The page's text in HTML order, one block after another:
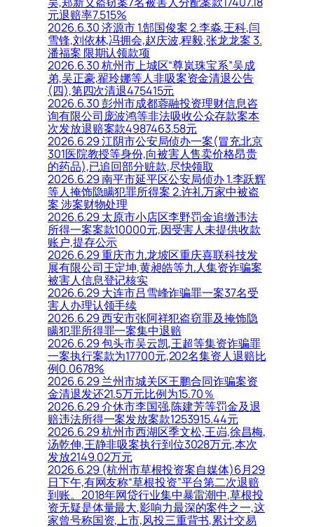
元退赔率7.515%
2026.6.30 济源市 1.郜国俊案 2.李淼,王科,闫
雪锋,刘依林,冯拥会,赵庆波,程毅,张龙龙案 3.
潘福案 限期认领款项
2026.6.30 杭州市上城区“尊岚珠宝系”吴成
弟,吴正豪,翟玲娜等人非吸案资金清退公告
(四),第四次清退475415元
2026.6.30 彭州市成都蓉融投资理财信息咨
询有限公司庞波鸿等非法吸收公众存款案本
次发放退赔案款4987463.58元
2026.6.29 江阴市公安局侦办一案(冒充北京
301医院教授等身份,向被害人售卖价格昂贵
的药品),已追回部分赃款,尽快领取
2026.6.29 南平市延平区公安局侦办 1.李跃辉
等人掩饰隐瞒犯罪所得案 2.许礼万家中被盗
案 涉案财物处理
2026.6.29 太原市小店区李野罚金追缴违法
所得一案案款10000元,因受害人未提供收款
账户,提存公示
2026.6.29 重庆市九龙坡区重庆喜联科技发
展有限公司王定坤,黄昶皓等九人集资诈骗案
被害人信息登记核实
2026.6.29 大连市吕雪峰诈骗罪一案37名受
害人办理认领手续
2026.6.29 西安市张阿祥犯盗窃罪及掩饰隐
瞒犯罪所得罪一案集中退赔
2026.6.29 包头市吴云凯,王超等集资诈骗罪
一案执行案款为17700元,202名集资人退赔比
例0.0678%
2026.6.29 兰州市城关区王鹏合同诈骗案资
金清退发还21.5万元比例为15.70％
2026.6.29 介休市李国强,陈建芳等罚金及退
赔违法所得一案发放案款1253915.44元
2026.6.29 杭州市西湖区季文松,王岿,徐昌梅,
汤乾伸,王静非吸案执行到位3028万元,本次
发放2149.02万元
2026.6.29 (杭州市草根投资案自媒体)6月29
日下午,有网友称“草根投资”平台第二次退赔
到账。2018年网贷行业集中暴雷潮中,草根投
资无疑是体量最大,影响力最深的案件之一,这
家曾号称国资,上市,风投三重背书,累计交易